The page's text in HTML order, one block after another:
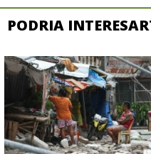
PODRIA